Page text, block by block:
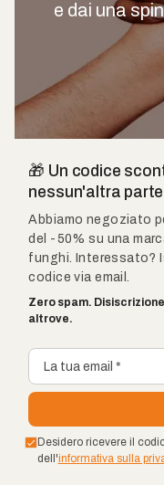
e dai una
🎁 Un codice
nessun'altra
Abbiamo negoziato
del -50% su una
funghi. Interessato?
codice via email.
Zero spam.
altrove.
Desidero ricevere il
dell'informativa sulla